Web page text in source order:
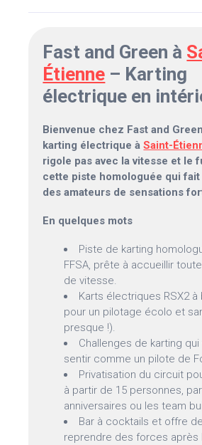
Fast and Green à
Étienne – Karting
électrique en
Bienvenue chez Fast and
karting électrique àSaint-
rigole pas avec la vitesse et le
cette piste homologuée qui
des amateurs de sensations
En quelques mots
Piste de karting
FFSA, prête à accueillir
de vitesse.
Karts électriques RSX2 à
pour un pilotage écolo et
presque !).
Challenges de karting
sentir comme un pilote de
Privatisation du circuit
à partir de 15 personnes,
anniversaires ou les team
Bar à cocktails et offre
reprendre des forces après